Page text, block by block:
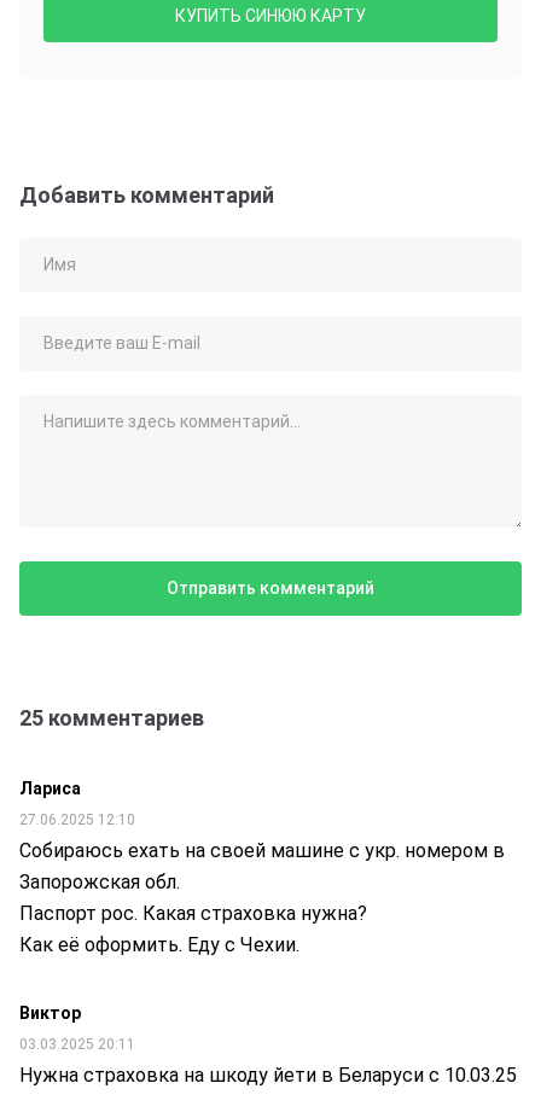
КУПИТЬ СИНЮЮ КАРТУ
Добавить комментарий
25 комментариев
Лариса
27.06.2025 12:10
Собираюсь ехать на своей машине с укр. номером в
Запорожская обл.
Паспорт рос. Какая страховка нужна?
Как её оформить. Еду с Чехии.
Виктор
03.03.2025 20:11
Нужна страховка на шкоду йети в Беларуси с 10.03.25